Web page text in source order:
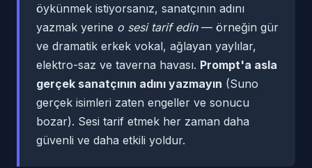
öykünmek istiyorsanız, sanatçının adını
yazmak yerine o sesi tarif edin— örneğin gür
ve dramatik erkek vokal, ağlayan yaylılar,
elektro-saz ve taverna havası. Prompt'a asla
gerçek sanatçının adını yazmayın (Suno
gerçek isimleri zaten engeller ve sonucu
bozar). Sesi tarif etmek her zaman daha
güvenli ve daha etkili yoldur.